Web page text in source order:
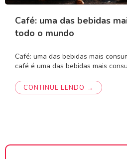
Café: uma das bebidas
todo o mundo
Café: uma das bebidas mais
café é uma das bebidas mais
CONTINUE LENDO →